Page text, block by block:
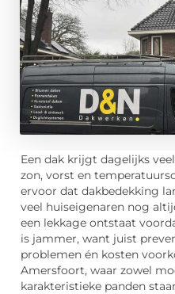
Een dak krijgt dagelijks
zon, vorst en
ervoor dat dakbedekking
veel huiseigenaren nog
een lekkage ontstaat
is jammer, want juist
problemen én kosten
Amersfoort, waar zowel
karakteristieke panden